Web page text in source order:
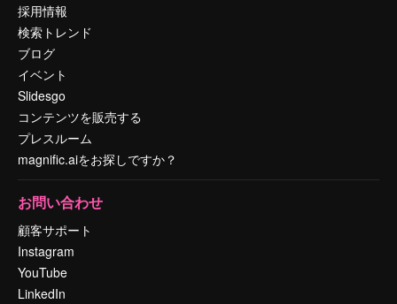
採用情報
検索トレンド
ブログ
イベント
Slidesgo
コンテンツを販売する
プレスルーム
magnific.aiをお探しですか？
お問い合わせ
顧客サポート
Instagram
YouTube
LinkedIn